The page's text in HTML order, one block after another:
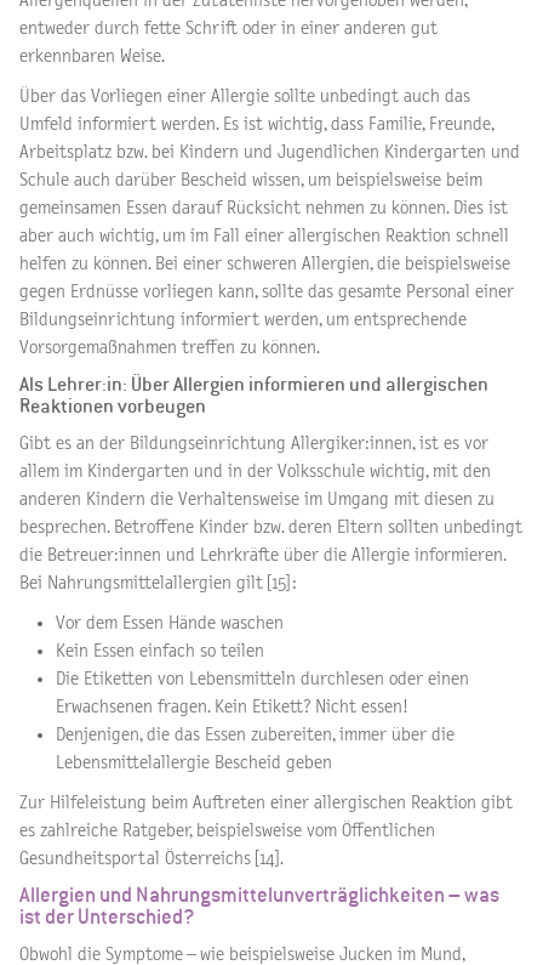
entweder durch fette Schrift oder in einer anderen gut
erkennbaren Weise.
Über das Vorliegen einer Allergie sollte unbedingt auch das
Umfeld informiert werden. Es ist wichtig, dass Familie, Freunde,
Arbeitsplatz bzw. bei Kindern und Jugendlichen Kindergarten und
Schule auch darüber Bescheid wissen, um beispielsweise beim
gemeinsamen Essen darauf Rücksicht nehmen zu können. Dies ist
aber auch wichtig, um im Fall einer allergischen Reaktion schnell
helfen zu können. Bei einer schweren Allergien, die beispielsweise
gegen Erdnüsse vorliegen kann, sollte das gesamte Personal einer
Bildungseinrichtung informiert werden, um entsprechende
Vorsorgemaßnahmen treffen zu können.
Als Lehrer:in: Über Allergien informieren und allergischen
Reaktionen vorbeugen
Gibt es an der Bildungseinrichtung Allergiker:innen, ist es vor
allem im Kindergarten und in der Volksschule wichtig, mit den
anderen Kindern die Verhaltensweise im Umgang mit diesen zu
besprechen. Betroffene Kinder bzw. deren Eltern sollten unbedingt
die Betreuer:innen und Lehrkräfte über die Allergie informieren.
Bei Nahrungsmittelallergien gilt [15]:
Vor dem Essen Hände waschen
Kein Essen einfach so teilen
Die Etiketten von Lebensmitteln durchlesen oder einen
Erwachsenen fragen. Kein Etikett? Nicht essen!
Denjenigen, die das Essen zubereiten, immer über die
Lebensmittelallergie Bescheid geben
Zur Hilfeleistung beim Auftreten einer allergischen Reaktion gibt
es zahlreiche Ratgeber, beispielsweise vom Öffentlichen
Gesundheitsportal Österreichs [14].
Allergien und Nahrungsmittelunverträglichkeiten – was
ist der Unterschied?
Obwohl die Symptome – wie beispielsweise Jucken im Mund,